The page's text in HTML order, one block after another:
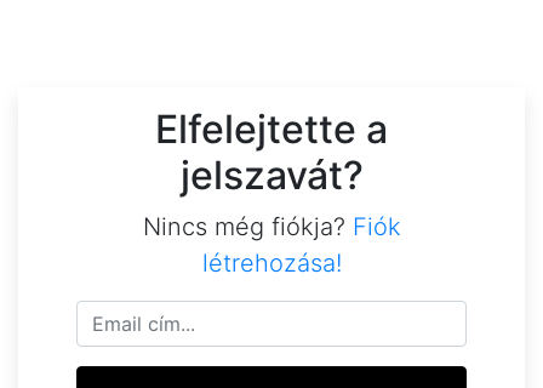
Elfelejtette a
jelszavát?
Nincs még fiókja? Fiók
létrehozása!